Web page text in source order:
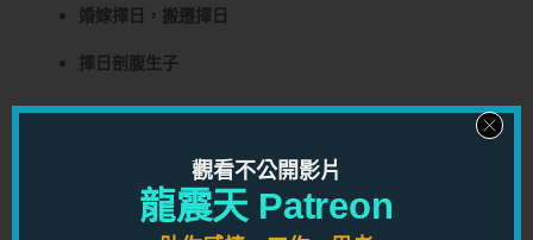
婚嫁擇日，搬遷擇日
擇日剖腹生子
了解各項服務
觀看不公開影片
龍震天 Patreon